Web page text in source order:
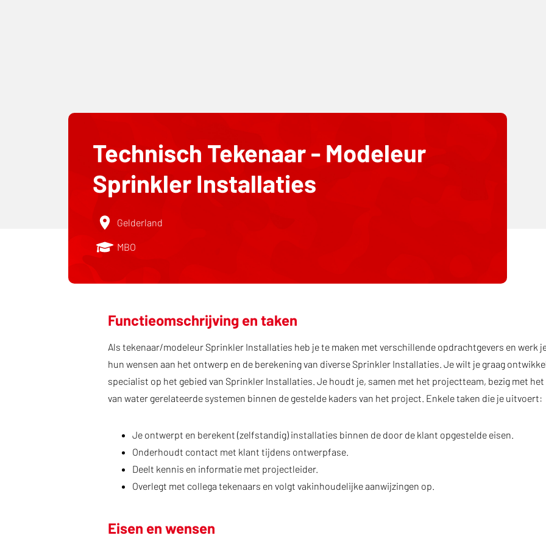
Technisch Tekenaar - Modeleur
Sprinkler Installaties
Gelderland
MBO
Functieomschrijving en taken
Als tekenaar/modeleur Sprinkler Installaties heb je te maken met verschillende opdrachtgevers en werk
hun wensen aan het ontwerp en de berekening van diverse Sprinkler Installaties. Je wilt je graag
specialist op het gebied van Sprinkler Installaties. Je houdt je, samen met het projectteam, bezig met
van water gerelateerde systemen binnen de gestelde kaders van het project. Enkele taken die je uitvoert:
Je ontwerpt en berekent (zelfstandig) installaties binnen de door de klant opgestelde eisen.
Onderhoudt contact met klant tijdens ontwerpfase.
Deelt kennis en informatie met projectleider.
Overlegt met collega tekenaars en volgt vakinhoudelijke aanwijzingen op.
Eisen en wensen